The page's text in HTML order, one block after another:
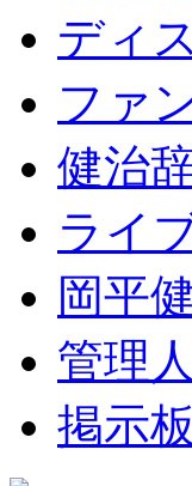
ディ
ファ
健治
ライ
岡平
管理
掲示板